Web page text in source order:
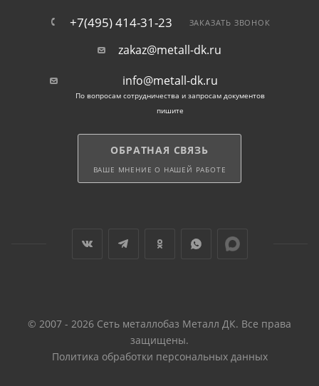
+7(495) 414-31-23 ЗАКАЗАТЬ ЗВОНОК
zakaz@metall-dk.ru
info@metall-dk.ru
По вопросам сотрудничества и запросам документов
пишите
ОБРАТНАЯ СВЯЗЬ
ВАШЕ МНЕНИЕ О НАШЕЙ РАБОТЕ
© 2007 - 2026 Сеть металлобаз Металл ДК. Все права
защищены.
Политика обработки персональных данных